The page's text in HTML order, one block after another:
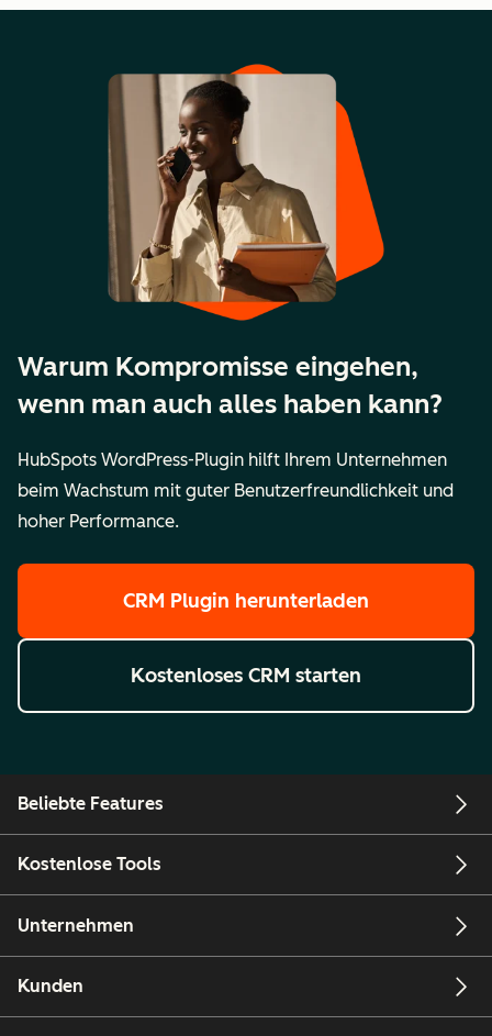
Warum Kompromisse eingehen,
wenn man auch alles haben kann?
HubSpots WordPress-Plugin hilft Ihrem Unternehmen
beim Wachstum mit guter Benutzerfreundlichkeit und
hoher Performance.
CRM Plugin herunterladen
Kostenloses CRM starten
Beliebte Features
Kostenlose Tools
Unternehmen
Kunden